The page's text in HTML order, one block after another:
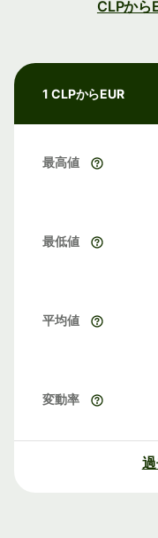
CLPから
1 CLPからEUR
最高値
最低値
平均値
変動率